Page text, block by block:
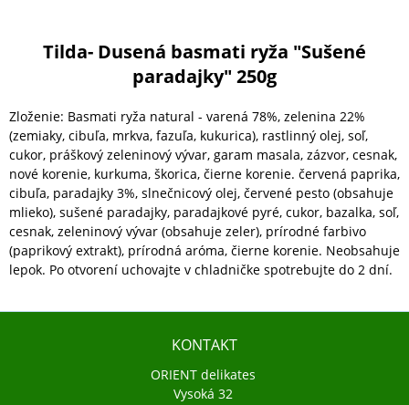
Tilda- Dusená basmati ryža "Sušené
paradajky" 250g
Zloženie: Basmati ryža natural - varená 78%, zelenina 22%
(zemiaky, cibuľa, mrkva, fazuľa, kukurica), rastlinný olej, soľ,
cukor, práškový zeleninový vývar, garam masala, zázvor, cesnak,
nové korenie, kurkuma, škorica, čierne korenie. červená paprika,
cibuľa, paradajky 3%, slnečnicový olej, červené pesto (obsahuje
mlieko), sušené paradajky, paradajkové pyré, cukor, bazalka, soľ,
cesnak, zeleninový vývar (obsahuje zeler), prírodné farbivo
(paprikový extrakt), prírodná aróma, čierne korenie. Neobsahuje
lepok. Po otvorení uchovajte v chladničke spotrebujte do 2 dní.
KONTAKT
ORIENT delikates
Vysoká 32